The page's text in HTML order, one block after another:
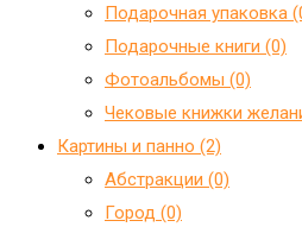
Подарочная упаковка
Подарочные книги (0)
Фотоальбомы (0)
Чековые книжки
Картины и панно (2)
Абстракции (0)
Город (0)